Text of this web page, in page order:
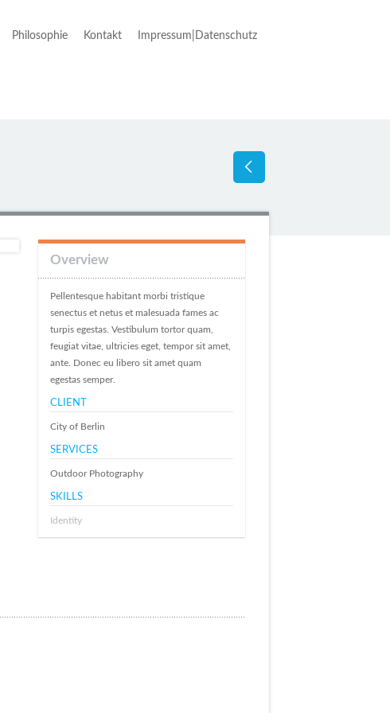
Philosophie Kontakt Impressum|Datenschutz
Overview
Pellentesque habitant morbi tristique
senectus et netus et malesuada fames ac
turpis egestas. Vestibulum tortor quam,
feugiat vitae, ultricies eget, tempor sit amet,
ante. Donec eu libero sit amet quam
egestas semper.
CLIENT
City of Berlin
SERVICES
Outdoor Photography
SKILLS
Identity